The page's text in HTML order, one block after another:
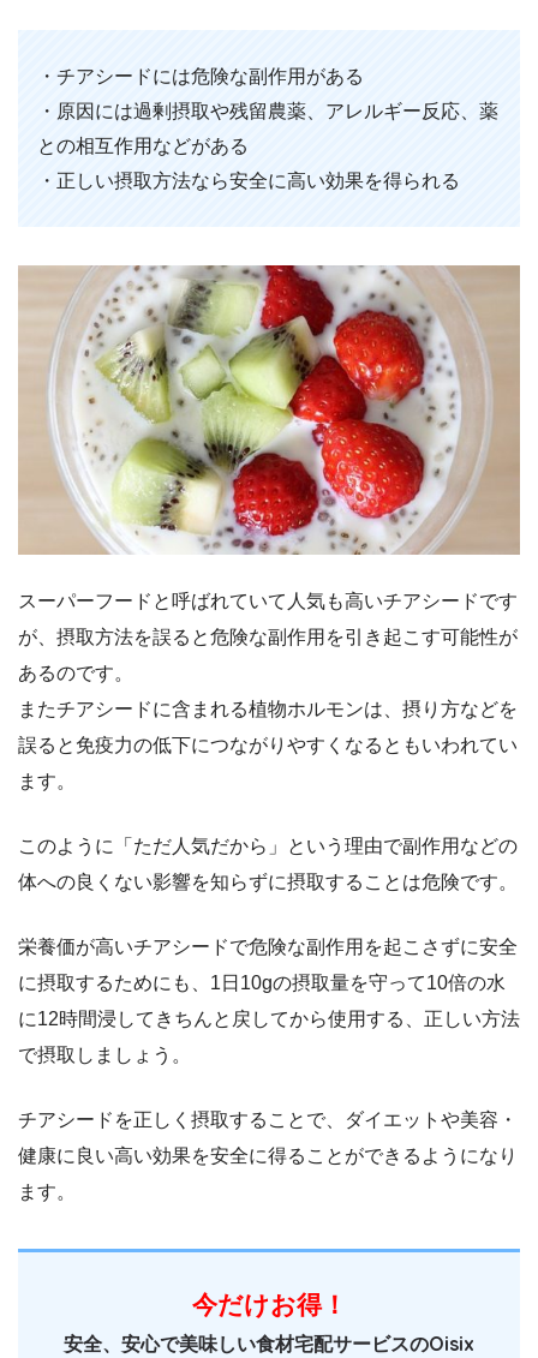
・チアシードには危険な副作用がある
・原因には過剰摂取や残留農薬、アレルギー反応、薬
との相互作用などがある
・正しい摂取方法なら安全に高い効果を得られる
スーパーフードと呼ばれていて人気も高いチアシードです
が、摂取方法を誤ると危険な副作用を引き起こす可能性が
あるのです。
またチアシードに含まれる植物ホルモンは、摂り方などを
誤ると免疫力の低下につながりやすくなるともいわれてい
ます。
このように「ただ人気だから」という理由で副作用などの
体への良くない影響を知らずに摂取することは危険です。
栄養価が高いチアシードで危険な副作用を起こさずに安全
に摂取するためにも、1日10gの摂取量を守って10倍の水
に12時間浸してきちんと戻してから使用する、正しい方法
で摂取しましょう。
チアシードを正しく摂取することで、ダイエットや美容・
健康に良い高い効果を安全に得ることができるようになり
ます。
今だけお得！
安全、安心で美味しい食材宅配サービスのOisix